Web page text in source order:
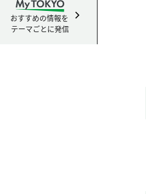
おすすめの情報を
テーマごとに発信